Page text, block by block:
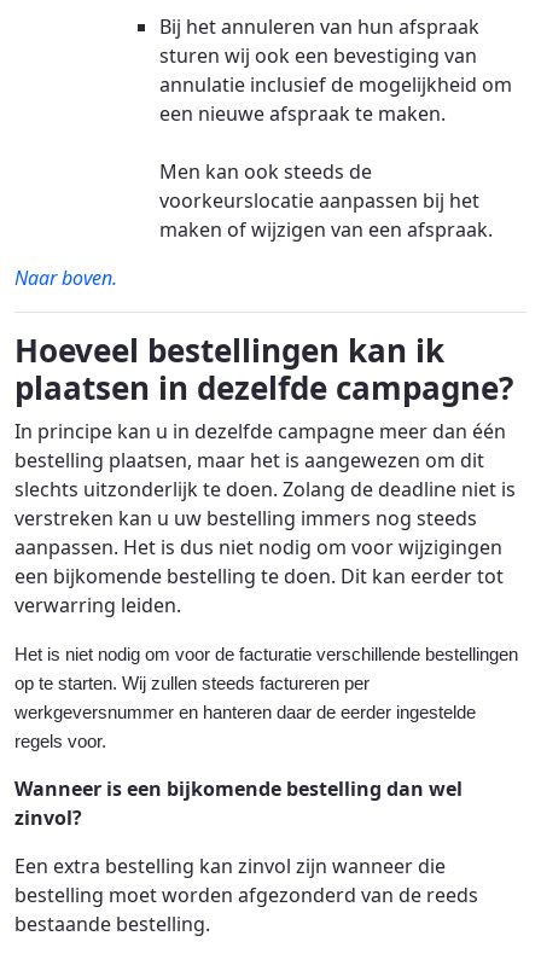
Bij het annuleren van hun afspraak
sturen wij ook een bevestiging van
annulatie inclusief de mogelijkheid om
een nieuwe afspraak te maken.
Men kan ook steeds de
voorkeurslocatie aanpassen bij het
maken of wijzigen van een afspraak.
Naar boven.
Hoeveel bestellingen kan ik
plaatsen in dezelfde campagne?
In principe kan u in dezelfde campagne meer dan één
bestelling plaatsen, maar het is aangewezen om dit
slechts uitzonderlijk te doen. Zolang de deadline niet is
verstreken kan u uw bestelling immers nog steeds
aanpassen. Het is dus niet nodig om voor wijzigingen
een bijkomende bestelling te doen. Dit kan eerder tot
verwarring leiden.
Het is niet nodig om voor de facturatie verschillende bestellingen
op te starten. Wij zullen steeds factureren per
werkgeversnummer en hanteren daar de eerder ingestelde
regels voor.
Wanneer is een bijkomende bestelling dan wel
zinvol?
Een extra bestelling kan zinvol zijn wanneer die
bestelling moet worden afgezonderd van de reeds
bestaande bestelling.